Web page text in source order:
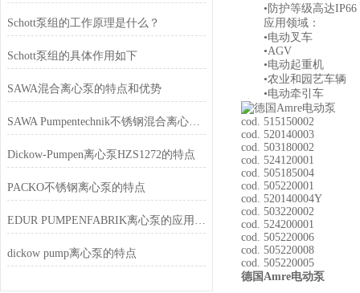
Schott泵组的工作原理是什么？
Schott泵组的具体作用如下
SAWA混合离心泵的特点和优势
SAWA Pumpentechnik不锈钢混合离心泵是侧通道泵的优秀替代方案
Dickow-Pumpen离心泵HZS1272的特点
PACKO不锈钢离心泵的特点
EDUR PUMPENFABRIK离心泵的应用特点
dickow pump离心泵的特点
•防护等级高达IP66
应用领域：
•电动叉车
•AGV
•电动起重机
•农业和园艺车辆
•电动牵引车
cod. 515150002
cod. 520140003
cod. 503180002
cod. 524120001
cod. 505185004
cod. 505220001
cod. 520140004Y
cod. 503220002
cod. 524200001
cod. 505220006
cod. 505220008
cod. 505220005
德国Amre电动泵